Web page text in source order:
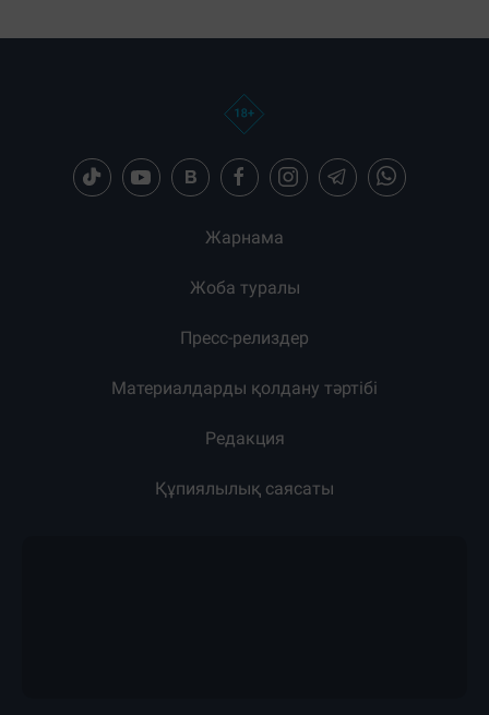
Жарнама
Жоба туралы
Пресс-релиздер
Материалдарды қолдану тәртібі
Редакция
Құпиялылық саясаты